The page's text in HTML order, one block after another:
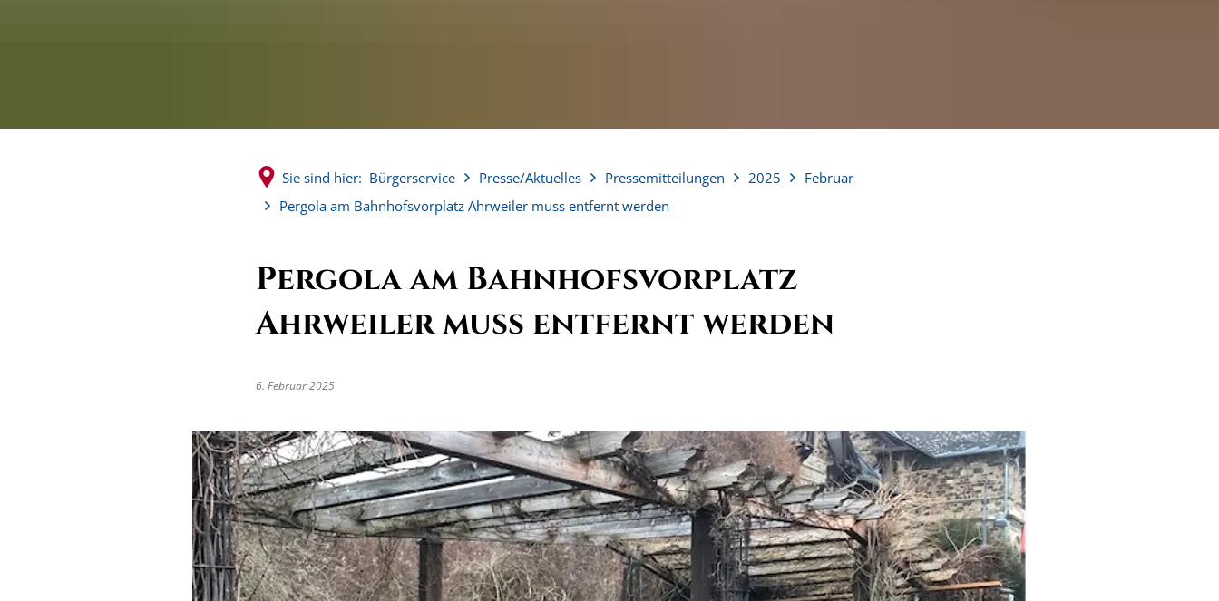
Sie sind hier: Bürgerservice Presse/Aktuelles Pressemitteilungen 2025
Februar
Pergola am Bahnhofsvorplatz Ahrweiler muss entfernt werden
Pergola am Bahnhofsvorplatz
Ahrweiler muss entfernt werden
6. Februar 2025